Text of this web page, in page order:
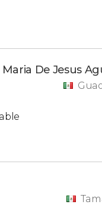
Maria De Jesus